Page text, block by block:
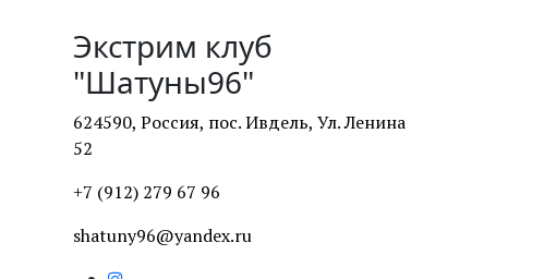
Экстрим клуб
"Шатуны96"
624590, Россия, пос. Ивдель, Ул. Ленина
52
+7 (912) 279 67 96
shatuny96@yandex.ru